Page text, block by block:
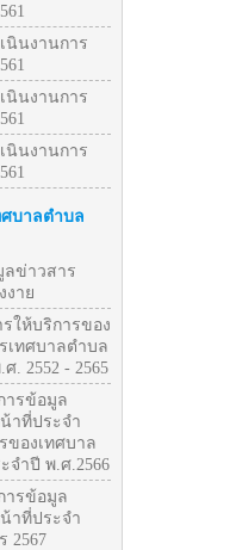
นินงานการ
นินงานการ
นินงานการ
บาลตำบล
ลข่าวสาร
งาย
ให้บริการของ
เทศบาลตำบล
. 2552 - 2565
ารข้อมูล
าที่ประจำ
องเทศบาล
จำปี พ.ศ.2566
ารข้อมูล
าที่ประจำ
2567